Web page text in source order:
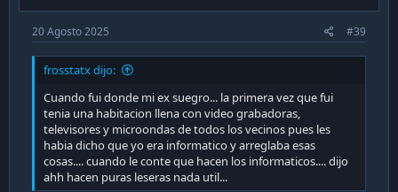
20 Agosto 2025 #39
frosstatx dijo:
Cuando fui donde mi ex suegro... la primera vez que fui
tenia una habitacion llena con video grabadoras,
televisores y microondas de todos los vecinos pues les
habia dicho que yo era informatico y arreglaba esas
cosas.... cuando le conte que hacen los informaticos.... dijo
ahh hacen puras leseras nada util...